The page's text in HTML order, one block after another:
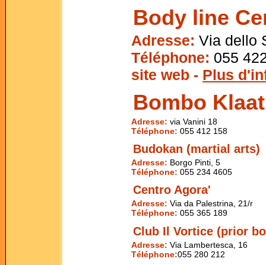
Body line
Adresse: Via dello
Téléphone: 055
site web - Plus
Bombo Klaat
Adresse: via Vanini 18
Téléphone: 055 412 158
Budokan (martial arts)
Adresse: Borgo Pinti, 5
Téléphone: 055 234 4605
Centro Agora'
Adresse: Via da Palestrina, 21/r
Téléphone: 055 365 189
Club Il Vortice (prior
Adresse: Via Lambertesca, 16
Téléphone:055 280 212